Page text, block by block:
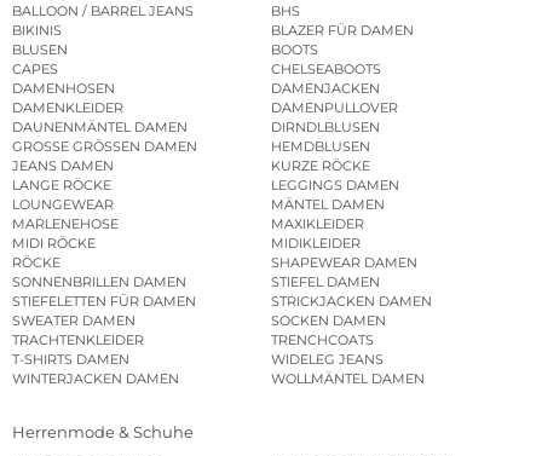
BALLOON / BARREL JEANS
BHS
BIKINIS
BLAZER FÜR DAMEN
BLUSEN
BOOTS
CAPES
CHELSEABOOTS
DAMENHOSEN
DAMENJACKEN
DAMENKLEIDER
DAMENPULLOVER
DAUNENMÄNTEL DAMEN
DIRNDLBLUSEN
GROSSE GRÖSSEN DAMEN
HEMDBLUSEN
JEANS DAMEN
KURZE RÖCKE
LANGE RÖCKE
LEGGINGS DAMEN
LOUNGEWEAR
MÄNTEL DAMEN
MARLENEHOSE
MAXIKLEIDER
MIDI RÖCKE
MIDIKLEIDER
RÖCKE
SHAPEWEAR DAMEN
SONNENBRILLEN DAMEN
STIEFEL DAMEN
STIEFELETTEN FÜR DAMEN
STRICKJACKEN DAMEN
SWEATER DAMEN
SOCKEN DAMEN
TRACHTENKLEIDER
TRENCHCOATS
T-SHIRTS DAMEN
WIDELEG JEANS
WINTERJACKEN DAMEN
WOLLMÄNTEL DAMEN
Herrenmode & Schuhe